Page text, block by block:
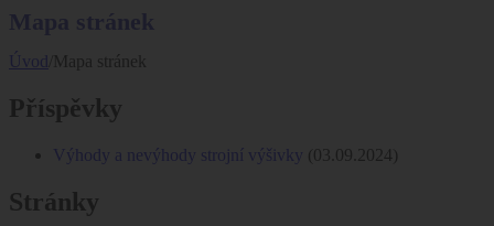
Úvod Mapa stránek
Příspěvky
Výhody a nevýhody strojní výšivky (03.09.2024)
Stránky